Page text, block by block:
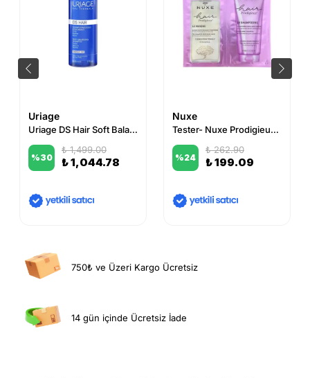
Uriage
Uriage DS Hair Soft Balancing Şampuan 500 ml
%30
₺ 1,499.00
₺ 1,044.78
Nuxe
Tester- Nuxe Prodigieux High Shine - Parlaklık Veren Saç Bakım Kiti
%24
₺ 262.90
₺ 199.09
750₺ ve Üzeri Kargo Ücretsiz
14 gün içinde Ücretsiz İade